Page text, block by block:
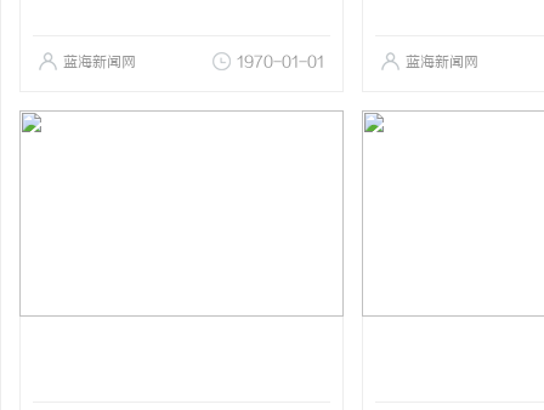
蓝海新闻网 1970-01-01 蓝海新闻网